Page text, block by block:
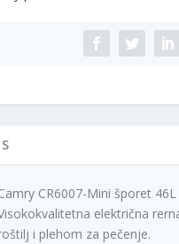
CR6007-Mini šporet 46L
električna
i plehom za pečenje.